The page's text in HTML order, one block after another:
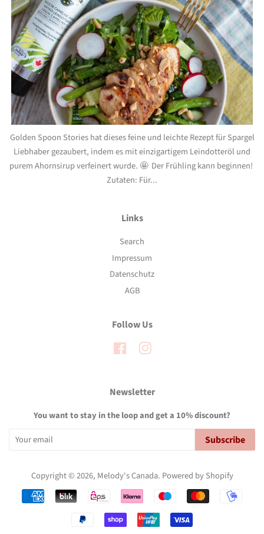
Golden Spoon Stories hat dieses feine und leichte Rezept für Spargel
Liebhaber gezaubert, indem es mit einzigartigem Leindotteröl und
purem Ahornsirup verfeinert wurde. 🤩 Der Frühling kann beginnen!
Zutaten: Für...
Links
Search
Impressum
Datenschutz
AGB
Follow Us
FacebookInstagram
Newsletter
You want to stay in the loop and get a 10% discount?
Subscribe
Copyright © 2026, Melody's Canada. Powered by Shopify
Payment
icons